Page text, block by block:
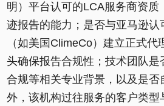
明）平台认可的LCA服务商资质
迹报告的能力；是否与亚马逊认
（如美国ClimeCo）建立正式
头确保报告合规性；技术团队
合规等相关专业背景，以及是
外，该机构过往服务的客户类型